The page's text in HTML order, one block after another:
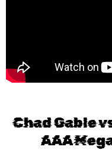
Chad Gable
AAA